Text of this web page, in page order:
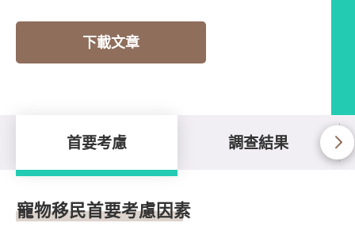
下載文章
首要考慮 調查結果
首要考慮
寵物移民首要考慮因素